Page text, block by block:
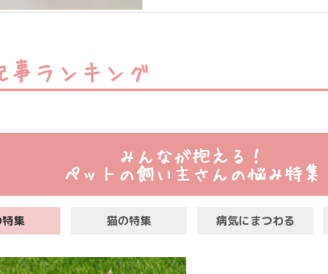
事ランキング
みんなが抱える！
ペットの飼い主さんの悩み特集
集 猫の特集 病気にまつわる